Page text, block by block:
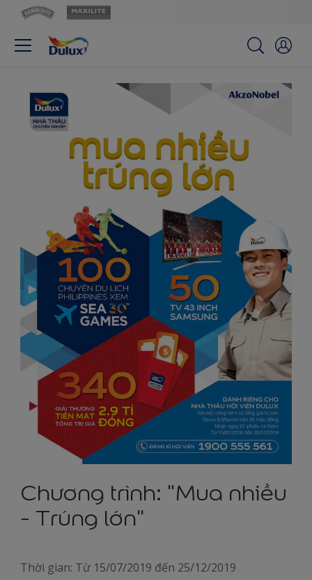
Chương trình: "Mua nhiều
- Trúng lớn"
Thời gian: Từ 15/07/2019 đến 25/12/2019